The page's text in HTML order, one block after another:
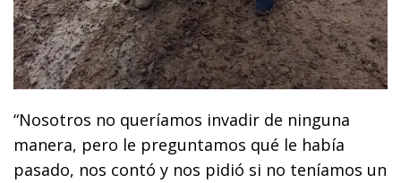
“Nosotros no queríamos invadir de ninguna
manera, pero le preguntamos qué le había
pasado, nos contó y nos pidió si no teníamos un